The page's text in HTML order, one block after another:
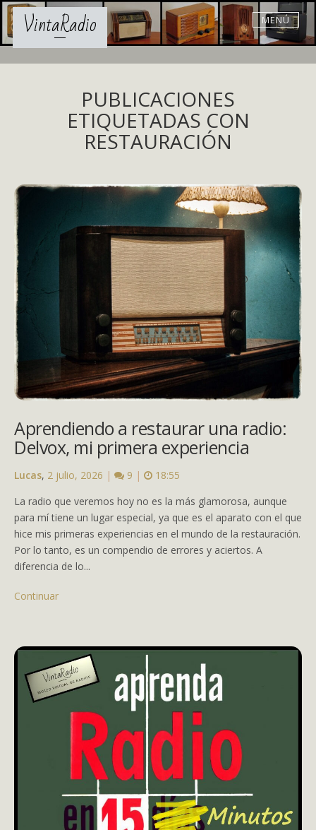
Skip
contentVintaRadio MENÚ
PUBLICACIONES
ETIQUETADAS CON
RESTAURACIÓN
Aprendiendo a restaurar una radio:
Delvox, mi primera experiencia
Lucas, 2 julio, 2026 | 9 |
18:55
La radio que veremos hoy no es la más glamorosa, aunque
para mí tiene un lugar especial, ya que es el aparato con el que
hice mis primeras experiencias en el mundo de la restauración.
Por lo tanto, es un compendio de errores y aciertos. A
diferencia de lo...
Continuar